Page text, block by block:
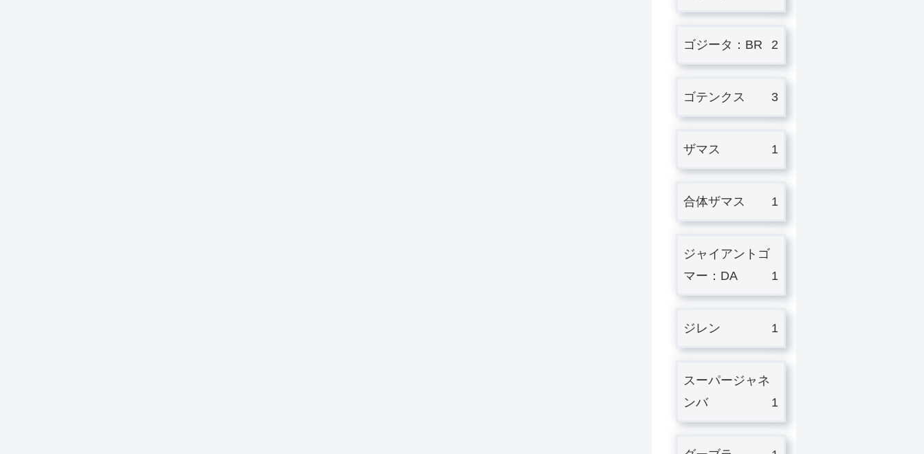
ゴジータ：BR 2
ゴテンクス 3
ザマス 1
合体ザマス 1
ジャイアントゴ
マー：DA
1
ジレン 1
スーパージャネ
ンバ
1